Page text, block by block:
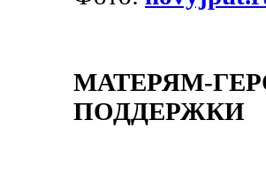
МАТЕРЯМ-
ПОДДЕРЖКИ